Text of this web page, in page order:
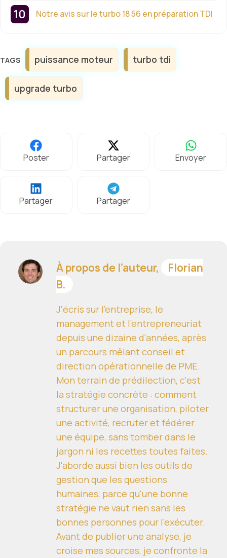
Notre avis sur le turbo 18 56 en préparation TDI
Étiquettes
puissance moteur turbo tdi
upgrade turbo
Poster Partager Envoyer
Partager Partager
À propos de l’auteur,
Florian
B.
J'écris sur l'entreprise, le
management et l'entrepreneuriat
depuis une dizaine d'années, après
un parcours mêlant conseil et
direction opérationnelle de PME.
Mon terrain de prédilection, c'est
la stratégie concrète : comment
structurer une organisation, piloter
une activité, recruter et fédérer
une équipe, sans tomber dans le
jargon ni les recettes toutes faites.
J'aborde aussi bien les outils de
gestion que les questions
humaines, parce qu'une bonne
stratégie ne vaut rien sans les
bonnes personnes pour l'exécuter.
Avant de publier une analyse, je
croise mes sources, je confronte la